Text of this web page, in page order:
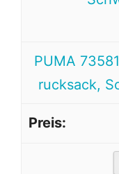
PUMA
rucksack,